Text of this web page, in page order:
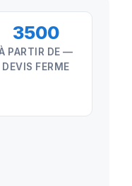
3500
PARTIR DE —
DEVIS FERME